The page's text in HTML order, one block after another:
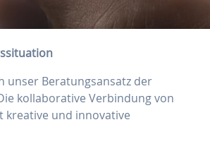
unser Beratungsansatz der
kollaborative Verbindung von
kreative und innovative